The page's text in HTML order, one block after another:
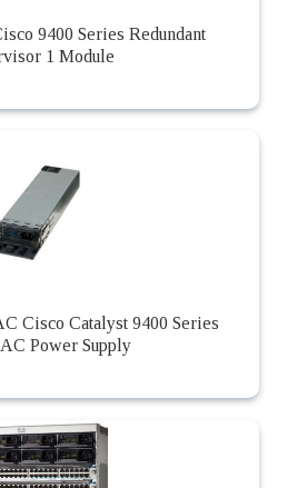
9400 Series Redundant
1 Module
Cisco Catalyst 9400 Series
Power Supply